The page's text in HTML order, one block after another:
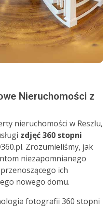
Nieruchomości z
nieruchomości w Reszlu,
zdjęć 360 stopni
Zrozumieliśmy, jak
niezapomnianego
ich
nowego domu.
fotografii 360 stopni